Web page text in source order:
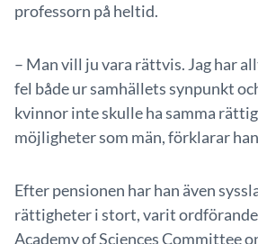
professorn på heltid.
– Man vill ju vara rättvis. Jag har
fel både ur samhällets synpunkt
kvinnor inte skulle ha samma
möjligheter som män, förklarar
Efter pensionen har han även
rättigheter i stort, varit
Academy of Sciences Committee